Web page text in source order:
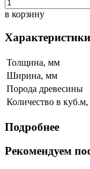
в корзину
Характеристики
Толщина, мм
Ширина, мм
Порода древесины
Количество в
Подробнее
Рекомендуем